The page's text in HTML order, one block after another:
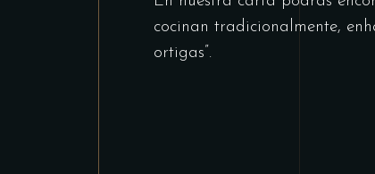
cocinan tradicionalmente,
ortigas”.